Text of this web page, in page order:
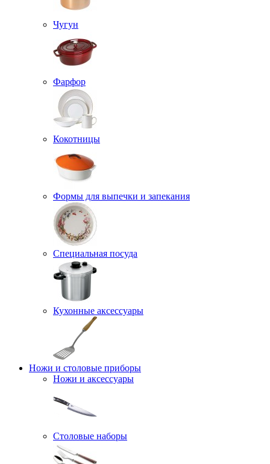
Чугун
Фарфор
Кокотницы
Формы для выпечки и запекания
Специальная посуда
Кухонные аксессуары
Ножи и столовые приборы
Ножи и аксессуары
Столовые наборы